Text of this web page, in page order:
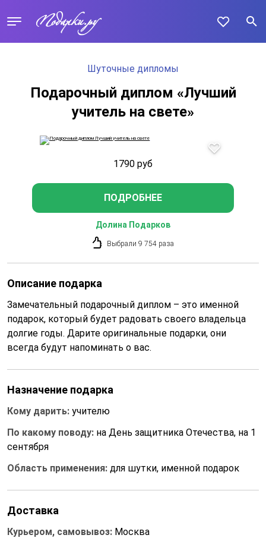
Шуточные дипломы
Подарочный диплом «Лучший
учитель на свете»
1790 руб
ПОДРОБНЕЕ
Долина Подарков
Выбрали 9 754 раза
Описание подарка
Замечательный подарочный диплом – это именной
подарок, который будет радовать своего владельца
долгие годы. Дарите оригинальные подарки, они
всегда будут напоминать о вас.
Назначение подарка
Кому дарить: учителю
По какому поводу: на День защитника Отечества, на 1
сентября
Область применения: для шутки, именной подарок
Доставка
Курьером, самовывоз: Москва